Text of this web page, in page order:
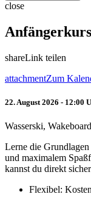
close
Anfängerkurs
shareLink teilen
attachmentZum
22. August 2026 - 12:00
Wasserski,
Lerne die
und maximalem
kannst du direkt
Flexibel: